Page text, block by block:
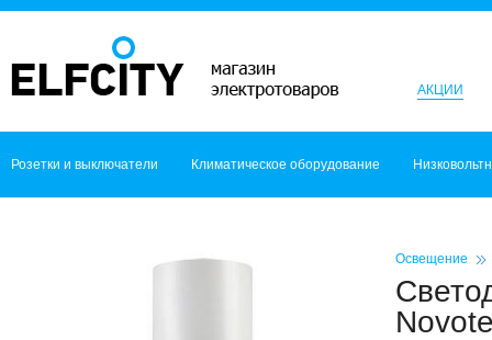
АКЦИИ
Розетки и выключатели Климатическое оборудование
Освещение